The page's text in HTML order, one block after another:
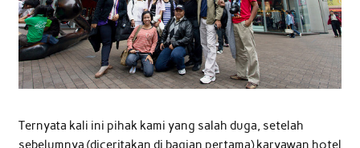
Ternyata kali ini pihak kami yang salah duga, setelah
sebelumnya (diceritakan di bagian pertama) karyawan hotel